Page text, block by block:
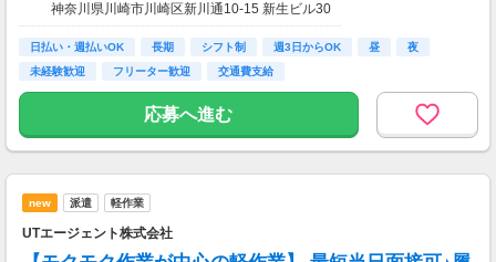
神奈川県川崎市川崎区新川通10-15 新生ビル30
3
日払い・週払いOK 長期 シフト制 週3日からOK 昼
夜
未経験歓迎
フリーター歓迎 交通費支給
応募へ進む
new 派遣 軽作業
UTエージェント株式会社